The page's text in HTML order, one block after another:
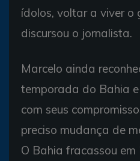
ídolos, voltar a viver o
discursou o jornalista.
Marcelo ainda
temporada do Bahia
com seus
preciso mudança de
O Bahia fracassou